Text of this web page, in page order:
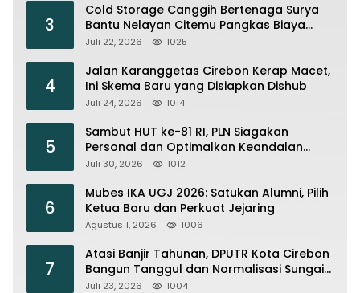
3
Cold Storage Canggih Bertenaga Surya
Bantu Nelayan Citemu Pangkas Biaya
Operasional
Juli 22, 2026 1025
4
Jalan Karanggetas Cirebon Kerap Macet,
Ini Skema Baru yang Disiapkan Dishub
Juli 24, 2026 1014
5
Sambut HUT ke-81 RI, PLN Siagakan
Personal dan Optimalkan Keandalan
Instalasi Transmisi
Juli 30, 2026 1012
6
Mubes IKA UGJ 2026: Satukan Alumni, Pilih
Ketua Baru dan Perkuat Jejaring
Agustus 1, 2026 1006
7
Atasi Banjir Tahunan, DPUTR Kota Cirebon
Bangun Tanggul dan Normalisasi Sungai
Kijing
Juli 23, 2026 1004